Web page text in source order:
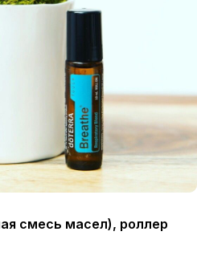
смесь масел), роллер